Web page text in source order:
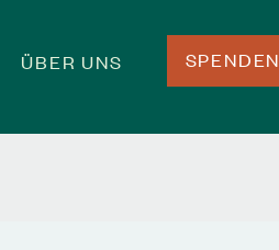
ÜBER UNS SPENDEN